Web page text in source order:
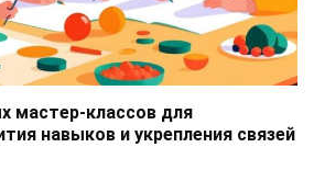
мастер-классов для
навыков и укрепления связей